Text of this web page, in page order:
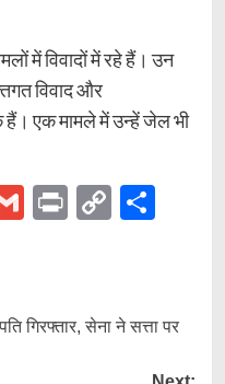
में विवादों में रहे हैं। उन
विवाद और
एक मामले में उन्हें जेल भी
Gmail
Print
Copy
गिरफ्तार, सेना ने सत्ता पर